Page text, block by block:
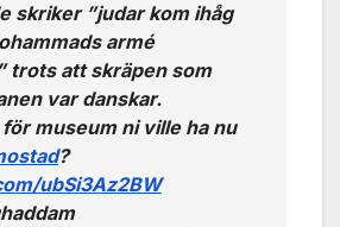
skriker ”judar kom ihåg
armé
trots att skräpen som
var danskar.
museum ni ville ha nu
?
ubSi3Az2BW